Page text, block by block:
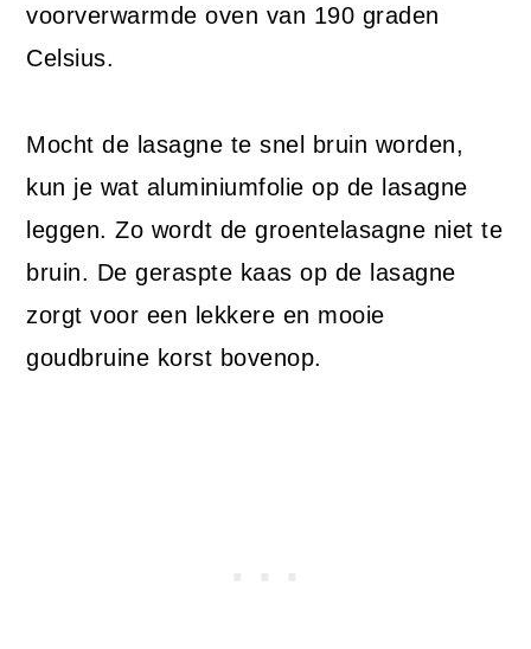
voorverwarmde oven van 190 graden
Celsius.
Mocht de lasagne te snel bruin worden,
kun je wat aluminiumfolie op de lasagne
leggen. Zo wordt de groentelasagne niet te
bruin. De geraspte kaas op de lasagne
zorgt voor een lekkere en mooie
goudbruine korst bovenop.